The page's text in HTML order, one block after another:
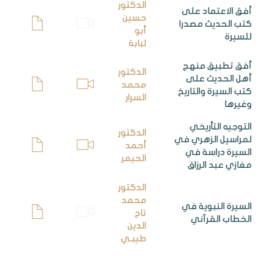
أفق الاعتماد على
كتب الحديث مصدرا
للسيرة
الدكتور
حسين
أبو
لبابة
أفق تطبيق منهج
أهل الحديث على
كتب السيرة والتاريخ
وغيرها
الدكتور
محمد
السرار
التوجيه التأريخي
لمراسيل الزهري في
السيرة دراسة في
مغازي عبد الرزاق
الدكتور
أحمد
الحيمر
السيرة النبوية في
الخطاب القرآني
الدكتور
محمد
تاج
الدين
طيبـي